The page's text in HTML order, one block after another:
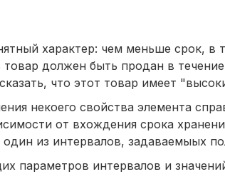
характер: чем меньше срок, в
должен быть продан в
что этот товар имеет
некоего свойства элемента
от вхождения срока
из интервалов, задаваемыых
параметров интервалов и